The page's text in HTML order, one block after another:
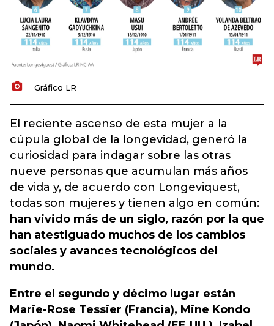
Gráfico LR
El reciente ascenso de esta mujer a la
cúpula global de la longevidad, generó la
curiosidad para indagar sobre las otras
nueve personas que acumulan más años
de vida y, de acuerdo con Longeviquest,
todas son mujeres y tienen algo en común:
han vivido más de un siglo, razón por la que
han atestiguado muchos de los cambios
sociales y avances tecnológicos del
mundo.
Entre el segundo y décimo lugar están
Marie-Rose Tessier (Francia), Mine Kondo